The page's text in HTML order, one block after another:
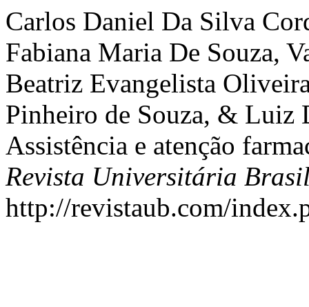
Carlos Daniel Da Silva
Fabiana Maria De Souza,
Beatriz Evangelista
Pinheiro de Souza, & Luiz
Assistência e atenção
Revista Universitária
http://revistaub.com/